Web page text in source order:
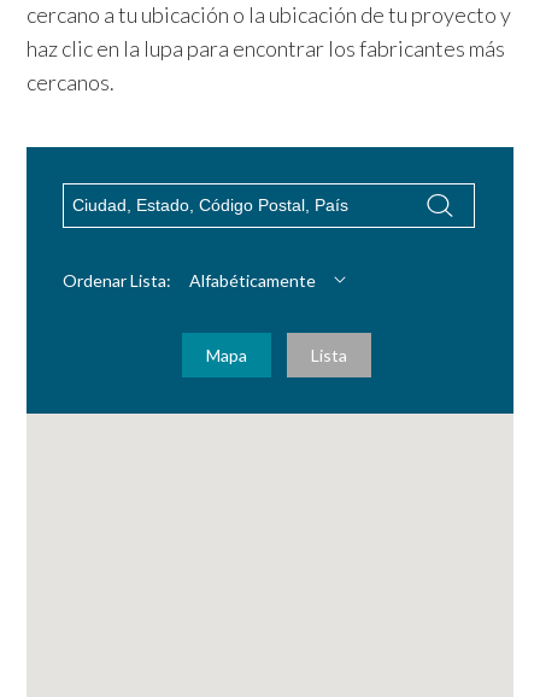
cercano a tu ubicación o la ubicación de tu proyecto y
haz clic en la lupa para encontrar los fabricantes más
cercanos.
Ordenar Lista: Alfabéticamente
Mapa Lista